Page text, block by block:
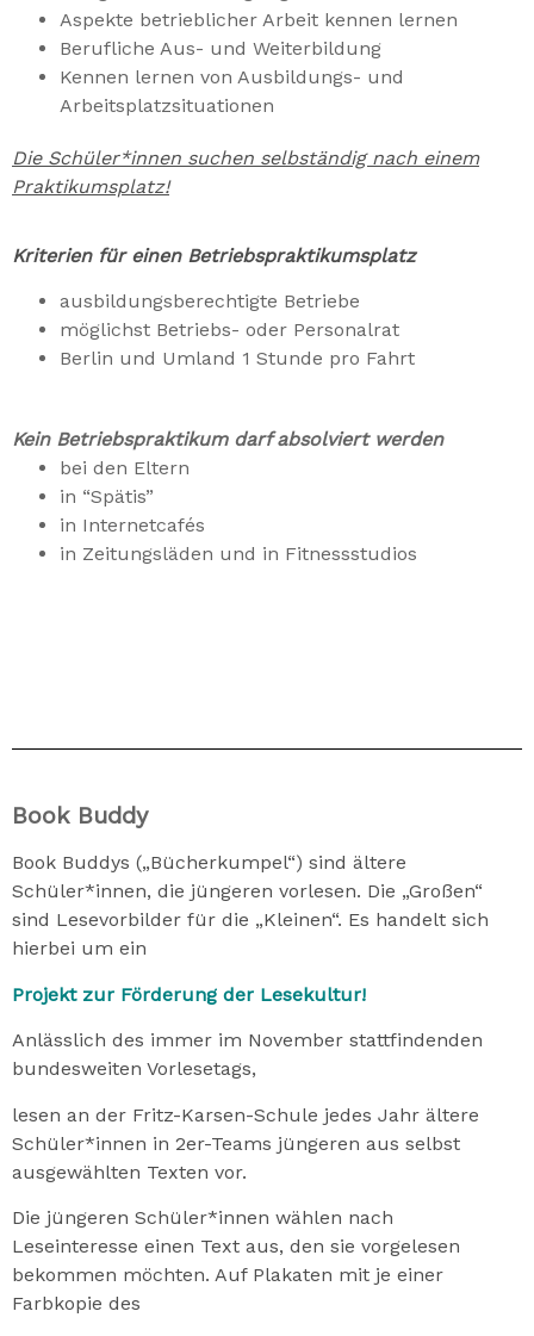
Aspekte betrieblicher Arbeit kennen lernen
Berufliche Aus- und Weiterbildung
Kennen lernen von Ausbildungs- und
Arbeitsplatzsituationen
Die Schüler*innen suchen selbständig nach einem
Praktikumsplatz!
Kriterien für einen Betriebspraktikumsplatz
ausbildungsberechtigte Betriebe
möglichst Betriebs- oder Personalrat
Berlin und Umland 1 Stunde pro Fahrt
Kein Betriebspraktikum darf absolviert werden
bei den Eltern
in “Spätis”
in Internetcafés
in Zeitungsläden und in Fitnessstudios
Book Buddy
Book Buddys („Bücherkumpel“) sind ältere
Schüler*innen, die jüngeren vorlesen. Die „Großen“
sind Lesevorbilder für die „Kleinen“. Es handelt sich
hierbei um ein
Projekt zur Förderung der Lesekultur!
Anlässlich des immer im November stattfindenden
bundesweiten Vorlesetags,
lesen an der Fritz-Karsen-Schule jedes Jahr ältere
Schüler*innen in 2er-Teams jüngeren aus selbst
ausgewählten Texten vor.
Die jüngeren Schüler*innen wählen nach
Leseinteresse einen Text aus, den sie vorgelesen
bekommen möchten. Auf Plakaten mit je einer
Farbkopie des